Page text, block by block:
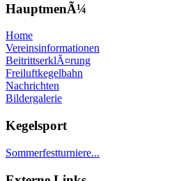
HauptmenÃ¼
Home
Vereinsinformationen
BeitrittserklÃ¤rung
Freiluftkegelbahn
Nachrichten
Bildergalerie
Kegelsport
Sommerfestturniere...